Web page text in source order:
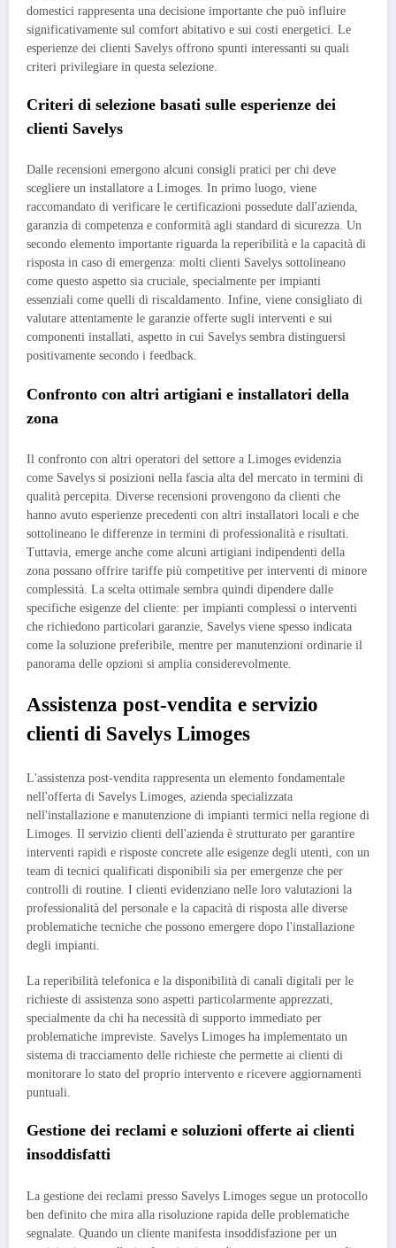
domestici rappresenta una decisione importante che può influire
significativamente sul comfort abitativo e sui costi energetici. Le
esperienze dei clienti Savelys offrono spunti interessanti su quali
criteri privilegiare in questa selezione.
Criteri di selezione basati sulle esperienze dei
clienti Savelys
Dalle recensioni emergono alcuni consigli pratici per chi deve
scegliere un installatore a Limoges. In primo luogo, viene
raccomandato di verificare le certificazioni possedute dall'azienda,
garanzia di competenza e conformità agli standard di sicurezza. Un
secondo elemento importante riguarda la reperibilità e la capacità di
risposta in caso di emergenza: molti clienti Savelys sottolineano
come questo aspetto sia cruciale, specialmente per impianti
essenziali come quelli di riscaldamento. Infine, viene consigliato di
valutare attentamente le garanzie offerte sugli interventi e sui
componenti installati, aspetto in cui Savelys sembra distinguersi
positivamente secondo i feedback.
Confronto con altri artigiani e installatori della
zona
Il confronto con altri operatori del settore a Limoges evidenzia
come Savelys si posizioni nella fascia alta del mercato in termini di
qualità percepita. Diverse recensioni provengono da clienti che
hanno avuto esperienze precedenti con altri installatori locali e che
sottolineano le differenze in termini di professionalità e risultati.
Tuttavia, emerge anche come alcuni artigiani indipendenti della
zona possano offrire tariffe più competitive per interventi di minore
complessità. La scelta ottimale sembra quindi dipendere dalle
specifiche esigenze del cliente: per impianti complessi o interventi
che richiedono particolari garanzie, Savelys viene spesso indicata
come la soluzione preferibile, mentre per manutenzioni ordinarie il
panorama delle opzioni si amplia considerevolmente.
Assistenza post-vendita e servizio
clienti di Savelys Limoges
L'assistenza post-vendita rappresenta un elemento fondamentale
nell'offerta di Savelys Limoges, azienda specializzata
nell'installazione e manutenzione di impianti termici nella regione di
Limoges. Il servizio clienti dell'azienda è strutturato per garantire
interventi rapidi e risposte concrete alle esigenze degli utenti, con un
team di tecnici qualificati disponibili sia per emergenze che per
controlli di routine. I clienti evidenziano nelle loro valutazioni la
professionalità del personale e la capacità di risposta alle diverse
problematiche tecniche che possono emergere dopo l'installazione
degli impianti.
La reperibilità telefonica e la disponibilità di canali digitali per le
richieste di assistenza sono aspetti particolarmente apprezzati,
specialmente da chi ha necessità di supporto immediato per
problematiche impreviste. Savelys Limoges ha implementato un
sistema di tracciamento delle richieste che permette ai clienti di
monitorare lo stato del proprio intervento e ricevere aggiornamenti
puntuali.
Gestione dei reclami e soluzioni offerte ai clienti
insoddisfatti
La gestione dei reclami presso Savelys Limoges segue un protocollo
ben definito che mira alla risoluzione rapida delle problematiche
segnalate. Quando un cliente manifesta insoddisfazione per un